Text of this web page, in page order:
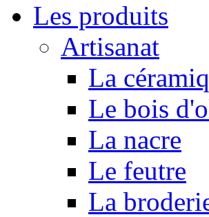
Les produits
Artisanat
La
Le bois
La nacre
Le feutre
La